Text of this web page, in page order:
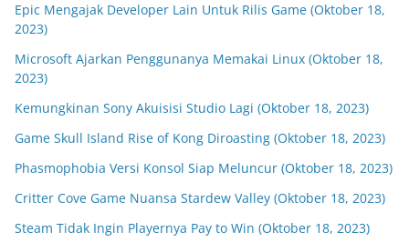
Epic Mengajak Developer Lain Untuk Rilis Game (Oktober 18,
2023)
Microsoft Ajarkan Penggunanya Memakai Linux (Oktober 18,
2023)
Kemungkinan Sony Akuisisi Studio Lagi (Oktober 18, 2023)
Game Skull Island Rise of Kong Diroasting (Oktober 18, 2023)
Phasmophobia Versi Konsol Siap Meluncur (Oktober 18, 2023)
Critter Cove Game Nuansa Stardew Valley (Oktober 18, 2023)
Steam Tidak Ingin Playernya Pay to Win (Oktober 18, 2023)